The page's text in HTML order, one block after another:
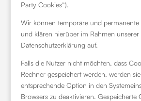
Party Cookies“).
Wir können temporäre und permanente
und klären hierüber im Rahmen unserer
Datenschutzerklärung auf.
Falls die Nutzer nicht möchten, dass
Rechner gespeichert werden, werden
entsprechende Option in den
Browsers zu deaktivieren. Gespeicherte